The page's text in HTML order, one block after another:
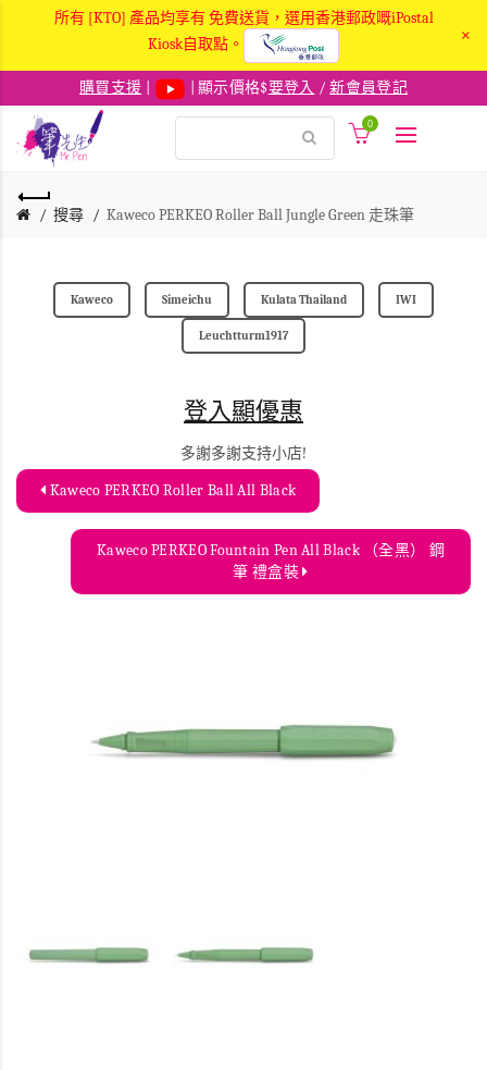
所有 [KTO] 產品均享有 免費送貨，選用香港郵政嘅iPostal
Kiosk自取點。
×
購買支援 | 顯示價格$要登入 /新會員登記
0
搜尋 Kaweco PERKEO Roller Ball Jungle Green 走珠筆
Kaweco Simeichu Kulata Thailand IWI
Leuchtturm1917
登入顯優惠
多謝多謝支持小店!
Kaweco PERKEO Roller Ball All Black
Kaweco PERKEO Fountain Pen All Black （全黑） 鋼
筆 禮盒裝